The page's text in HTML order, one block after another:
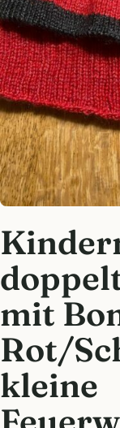
mit
Rot/
kleine